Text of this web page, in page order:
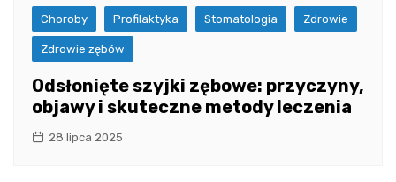
Choroby Profilaktyka Stomatologia Zdrowie
Zdrowie zębów
Odsłonięte szyjki zębowe: przyczyny,
objawy i skuteczne metody leczenia
28 lipca 2025